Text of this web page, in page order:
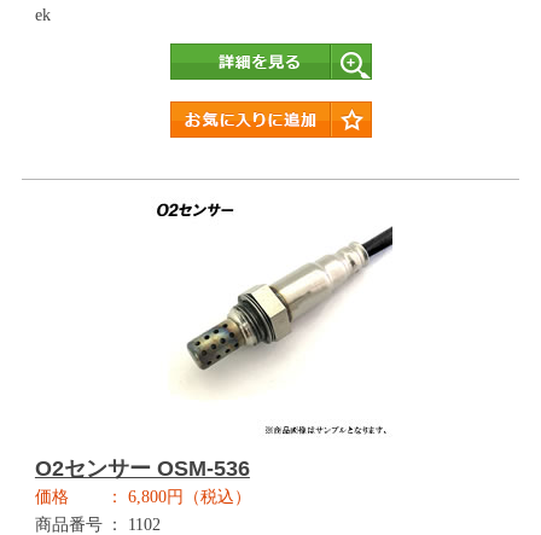
ek
O2センサー OSM-536
価格
6,800円（税込）
商品番号
1102